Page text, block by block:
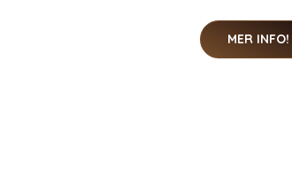
MER INFO!